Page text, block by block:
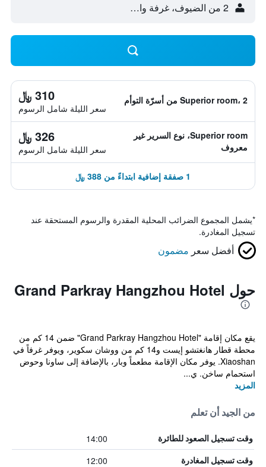
2 من الضيوف، غرفة واحدة
Superior room، 2 من أسرّة التوأم 310 ﷼
سعر الليلة شامل الرسوم
Superior room، نوع السرير غير
معروف
326 ﷼
سعر الليلة شامل الرسوم
1 صفقة إضافية ابتداءً من 388 ﷼
*يشمل المجموع الضرائب المحلية المقدرة والرسوم المستحقة عند
تسجيل المغادرة.
أفضل سعر مضمون
حول Grand Parkray Hangzhou Hotel
يقع مكان إقامة "Grand Parkray Hangzhou Hotel" ضمن 14 كم من
محطة قطار هانغتشو إيست و14 كم من ووشان سكوير، ويوفر غرفاً في
Xiaoshan. يوفر مكان الإقامة مطعماً وبار، بالإضافة إلى ساونا وحوض
استحمام ساخن. ي...
المزيد
من الجيد أن تعلم
وقت تسجيل الصعود للطائرة 14:00
وقت تسجيل المغادرة 12:00